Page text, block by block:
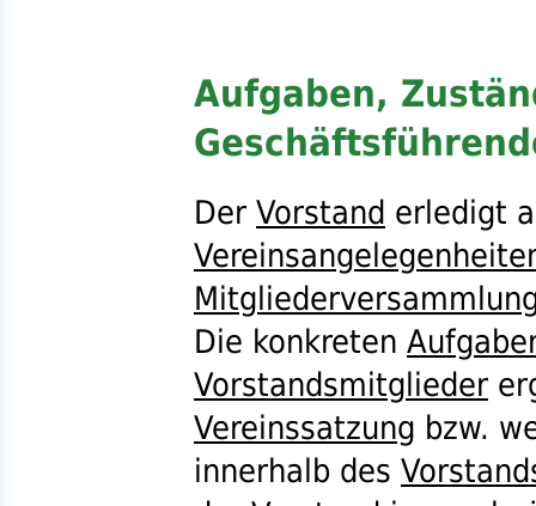
Aufgaben,
Der Vorstand erledigt
Die konkreten
Vorstandsmitglieder
Vereinssatzung bzw.
innerhalb des